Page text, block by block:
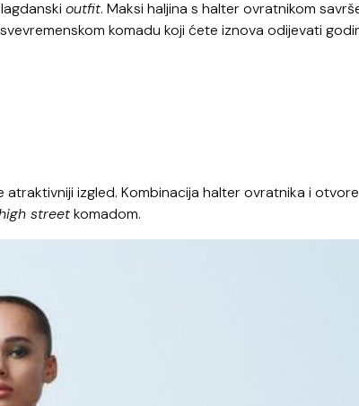
outfit. Maksi haljina s halter ovratnikom
komadu koji ćete iznova odijevati
izgled. Kombinacija halter ovratnika i
streetkomadom.